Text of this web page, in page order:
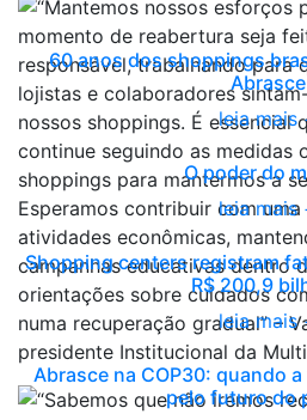
60 anos dos shoppings
Abrasce
leia mais
O poder do
leia mais
Shopping centers registram
R$ 200,9
leia mais
Abrasce na COP30: quando
pelo futuro do